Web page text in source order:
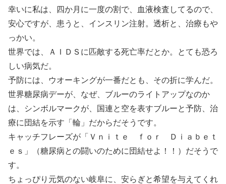
幸いに私は、四か月に一度の割で、血液検査してるので、
安心ですが、患うと、インスリン注射。透析と、治療もや
っかい。
世界では、ＡＩＤＳに匹敵する死亡率だとか。とても恐ろ
しい病気だ。
予防には、ウオーキングが一番だとも、その折に学んだ。
世界糖尿病デーが、なぜ、ブルーのライトアップなのか
は、シンボルマークが、国連と空を表すブルーと予防、治
療に団結を示す「輪」だからだそうです。
キャッチフレーズが「Ｖｎｉｔｅ ｆｏｒ Ｄｉａｂｅｔ
ｅｓ」（糖尿病との闘いのために団結せよ！！）だそうで
す。
ちょっぴり元気のない岐阜に、安らぎと希望を与えてくれ